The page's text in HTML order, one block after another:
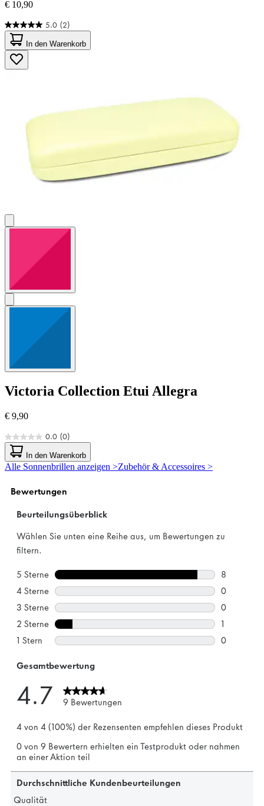
€ 10,90
5.0 (2)
5.0
von
5
Sternen.
2
In den Warenkorb
Victoria Collection Etui Allegra
€ 9,90
0.0 (0)
0.0
von
5
Sternen.
In den Warenkorb
Alle Sonnenbrillen anzeigen >Zubehör & Accessoires >